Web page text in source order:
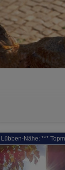
Lübben-Nähe: ***